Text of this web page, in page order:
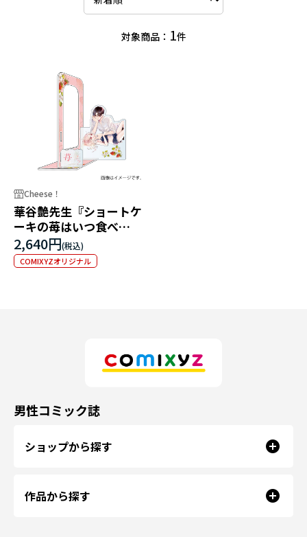
対象商品： 1件
Cheese！
華谷艶先生『ショートケ
ーキの苺はいつ食べ
る？』アクリルブックエ
ンド
2,640円
COMIXYZオリジナル
男性コミック誌
ショップから探す
作品から探す